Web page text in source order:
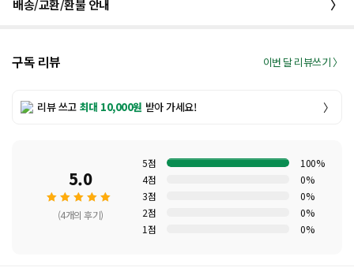
배송/교환/환불 안내 〉
구독 리뷰 이번 달 리뷰쓰기 〉
리뷰 쓰고 최대 10,000원 받아 가세요! 〉
5.0
(4개의 후기)
5점
100%
4점
0%
3점
0%
2점
0%
1점
0%